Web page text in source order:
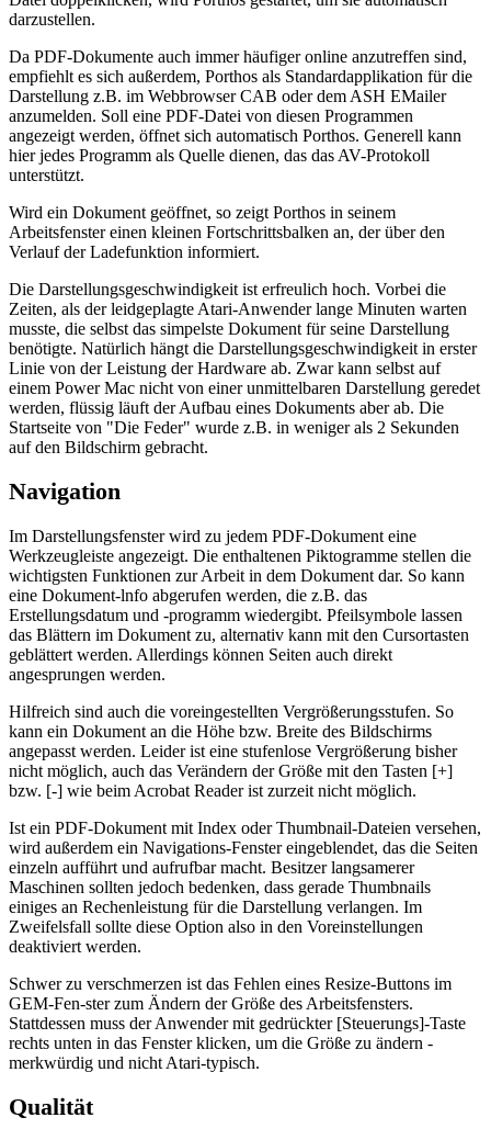
darzustellen.
Da PDF-Dokumente auch immer häufiger online anzutreffen sind,
empfiehlt es sich außerdem, Porthos als Standardapplikation für die
Darstellung z.B. im Webbrowser CAB oder dem ASH EMailer
anzumelden. Soll eine PDF-Datei von diesen Programmen
angezeigt werden, öffnet sich automatisch Porthos. Generell kann
hier jedes Programm als Quelle dienen, das das AV-Protokoll
unterstützt.
Wird ein Dokument geöffnet, so zeigt Porthos in seinem
Arbeitsfenster einen kleinen Fortschrittsbalken an, der über den
Verlauf der Ladefunktion informiert.
Die Darstellungsgeschwindigkeit ist erfreulich hoch. Vorbei die
Zeiten, als der leidgeplagte Atari-Anwender lange Minuten warten
musste, die selbst das simpelste Dokument für seine Darstellung
benötigte. Natürlich hängt die Darstellungsgeschwindigkeit in erster
Linie von der Leistung der Hardware ab. Zwar kann selbst auf
einem Power Mac nicht von einer unmittelbaren Darstellung geredet
werden, flüssig läuft der Aufbau eines Dokuments aber ab. Die
Startseite von "Die Feder" wurde z.B. in weniger als 2 Sekunden
auf den Bildschirm gebracht.
Navigation
Im Darstellungsfenster wird zu jedem PDF-Dokument eine
Werkzeugleiste angezeigt. Die enthaltenen Piktogramme stellen die
wichtigsten Funktionen zur Arbeit in dem Dokument dar. So kann
eine Dokument-lnfo abgerufen werden, die z.B. das
Erstellungsdatum und -programm wiedergibt. Pfeilsymbole lassen
das Blättern im Dokument zu, alternativ kann mit den Cursortasten
geblättert werden. Allerdings können Seiten auch direkt
angesprungen werden.
Hilfreich sind auch die voreingestellten Vergrößerungsstufen. So
kann ein Dokument an die Höhe bzw. Breite des Bildschirms
angepasst werden. Leider ist eine stufenlose Vergrößerung bisher
nicht möglich, auch das Verändern der Größe mit den Tasten [+]
bzw. [-] wie beim Acrobat Reader ist zurzeit nicht möglich.
Ist ein PDF-Dokument mit Index oder Thumbnail-Dateien versehen,
wird außerdem ein Navigations-Fenster eingeblendet, das die Seiten
einzeln aufführt und aufrufbar macht. Besitzer langsamerer
Maschinen sollten jedoch bedenken, dass gerade Thumbnails
einiges an Rechenleistung für die Darstellung verlangen. Im
Zweifelsfall sollte diese Option also in den Voreinstellungen
deaktiviert werden.
Schwer zu verschmerzen ist das Fehlen eines Resize-Buttons im
GEM-Fen-ster zum Ändern der Größe des Arbeitsfensters.
Stattdessen muss der Anwender mit gedrückter [Steuerungs]-Taste
rechts unten in das Fenster klicken, um die Größe zu ändern -
merkwürdig und nicht Atari-typisch.
Qualität